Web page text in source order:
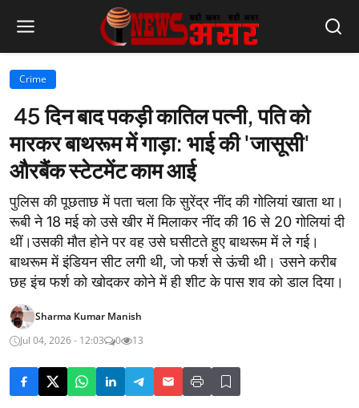
Crime
45 दिन बाद पकड़ी कातिल पत्नी, पति को
मारकर बाथरूम में गाड़ा: भाई की 'जासूसी'
औरबैंक स्टेटमेंट काम आई
पुलिस की पूछताछ में पता चला कि सुरेंद्र नींद की गोलियां खाता था।
रूबी ने 18 मई को उसे खीर में मिलाकर नींद की 16 से 20 गोलियां दी
थीं।उसकी मौत होने पर वह उसे घसीटते हुए बाथरूम में ले गई।
बाथरूम में इंडियन सीट लगी थी, जो फर्श से ऊंची थी। उसने करीब
छह इंच फर्श को खोदकर कोने में ही शीट के पास शव को डाल दिया।
Sharma Kumar Manish
Jul 04, 2026 - 12:03
0 13